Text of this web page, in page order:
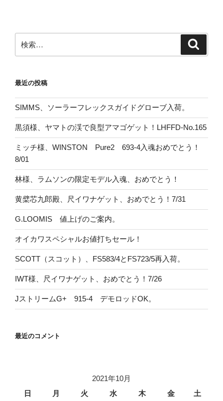
索:
最近の投稿
SIMMS、ソーラーフレックスガイドグローブ入荷。
黒須様、ヤマトの渓で良型アマゴゲット！LHFFD-No.165
ミッチ様、WINSTON Pure2 693-4入魂おめでとう！
8/01
林様、ラムソンの限定モデル入魂、おめでとう！
黄檗芯九郎殿、尺イワナゲット、おめでとう！7/31
G.LOOMIS 値上げのご案内。
オイカワスペシャルお値打ちセール！
SCOTT（スコット）、FS583/4とFS723/5再入荷。
IWT様、尺イワナゲット、おめでとう！7/26
JストリームG+ 915-4 デモロッドOK。
最近のコメント
2021年10月
日
月 火 水 木 金 土